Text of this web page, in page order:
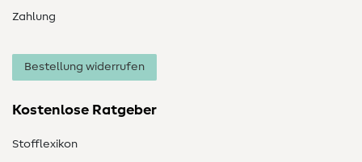
Zahlung
Bestellung widerrufen
Kostenlose Ratgeber
Stofflexikon